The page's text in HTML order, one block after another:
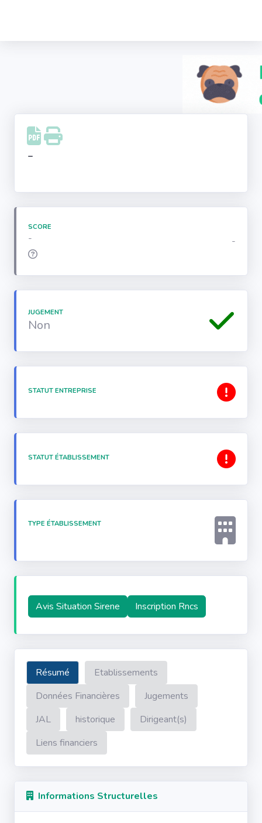
Facebook
Instagram
-
SCORE
- -
JUGEMENT
Non
STATUT ENTREPRISE
STATUT ÉTABLISSEMENT
TYPE ÉTABLISSEMENT
Avis Situation Sirene Inscription Rncs
Résumé
Etablissements
Données Financières
Jugements
JAL
historique
Dirigeant(s)
Liens financiers
Informations Structurelles